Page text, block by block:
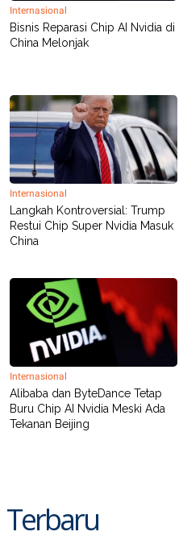
M
E
D
I
D
SITEMAP PROFILETERM
OF
USE
PEDOMAN
PEMBERITAAN
SIBER
PRIVACY
Internasional
Bisnis Reparasi Chip AI Nvidia di
China Melonjak
Internasional
Langkah Kontroversial: Trump
Restui Chip Super Nvidia Masuk
China
Internasional
Alibaba dan ByteDance Tetap
Buru Chip AI Nvidia Meski Ada
Tekanan Beijing
Terbaru